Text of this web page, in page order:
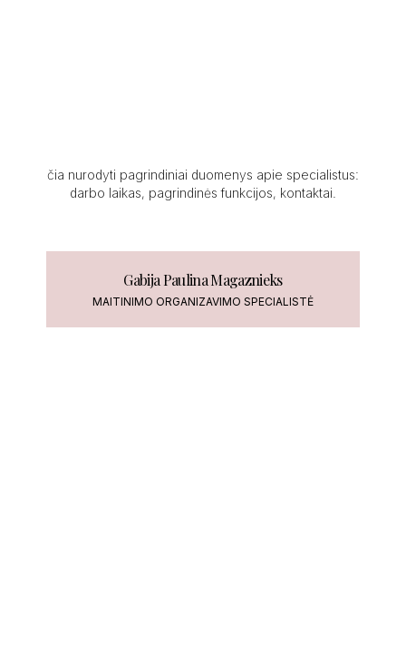
čia nurodyti pagrindiniai duomenys apie specialistus:
darbo laikas, pagrindinės funkcijos, kontaktai.
Gabija Paulina Magaznieks
MAITINIMO ORGANIZAVIMO SPECIALISTĖ